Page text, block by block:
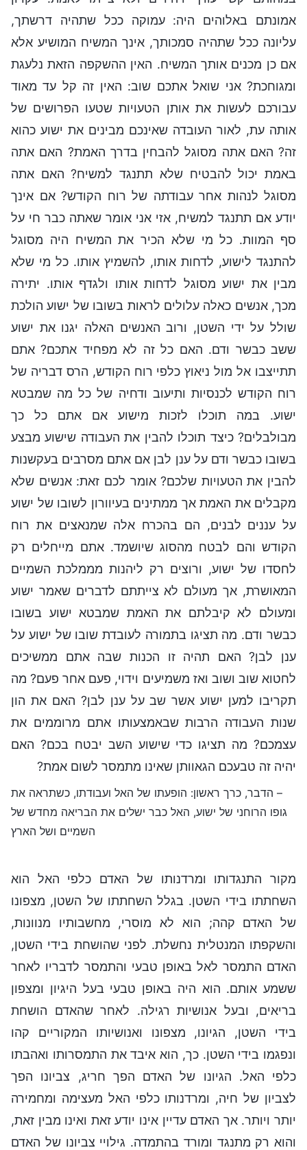
אמונתם באלוהים היה: עמוקה ככל שתהיה דרשתך,
עליונה ככל שתהיה סמכותך, אינך המשיח המושיע אלא
אם כן מכנים אותך המשיח. האין ההשקפה הזאת נלעגת
ומגוחכת? אני שואל אתכם שוב: האין זה קל עד מאוד
עבורכם לעשות את אותן הטעויות שטעו הפרושים של
אותה עת, לאור העובדה שאינכם מבינים את ישוע כהוא
זה? האם אתה מסוגל להבחין בדרך האמת? האם אתה
באמת יכול להבטיח שלא תתנגד למשיח? האם אתה
מסוגל לנהות אחר עבודתה של רוח הקודש? אם אינך
יודע אם תתנגד למשיח, אזי אני אומר שאתה כבר חי על
סף המוות. כל מי שלא הכיר את המשיח היה מסוגל
להתנגד לישוע, לדחות אותו, להשמיץ אותו. כל מי שלא
מבין את ישוע מסוגל לדחות אותו ולגדף אותו. יתירה
מכך, אנשים כאלה עלולים לראות בשובו של ישוע הולכת
שולל על ידי השטן, ורוב האנשים האלה יגנו את ישוע
ששב כבשר ודם. האם כל זה לא מפחיד אתכם? אתם
תתייצבו אל מול ניאוץ כלפי רוח הקודש, הרס דבריה של
רוח הקודש לכנסיות ותיעוב ודחיה של כל מה שמבטא
ישוע. במה תוכלו לזכות מישוע אם אתם כל כך
מבולבלים? כיצד תוכלו להבין את העבודה שישוע מבצע
בשובו כבשר ודם על ענן לבן אם אתם מסרבים בעקשנות
להבין את הטעויות שלכם? אומר לכם זאת: אנשים שלא
מקבלים את האמת אך ממתינים בעיוורון לשובו של ישוע
על עננים לבנים, הם בהכרח אלה שמנאצים את רוח
הקודש והם לבטח מהסוג שיושמד. אתם מייחלים רק
לחסדו של ישוע, ורוצים רק ליהנות מממלכת השמיים
המאושרת, אך מעולם לא צייתתם לדברים שאמר ישוע
ומעולם לא קיבלתם את האמת שמבטא ישוע בשובו
כבשר ודם. מה תציגו בתמורה לעובדת שובו של ישוע על
ענן לבן? האם תהיה זו הכנות שבה אתם ממשיכים
לחטוא שוב ושוב ואז משמיעים וידוי, פעם אחר פעם? מה
תקריבו למען ישוע אשר שב על ענן לבן? האם את הון
שנות העבודה הרבות שבאמצעותו אתם מרוממים את
עצמכם? מה תציגו כדי שישוע השב יבטח בכם? האם
יהיה זה טבעכם הגאוותן שאינו מתמסר לשום אמת?
– הדבר, כרך ראשון: הופעתו של האל ועבודתו, כשתראה את
גופו הרוחני של ישוע, האל כבר ישלים את הבריאה מחדש של
השמיים ושל הארץ
מקור התנגדותו ומרדנותו של האדם כלפי האל הוא
השחתתו בידי השטן. בגלל השחתתו של השטן, מצפונו
של האדם קהה; הוא לא מוסרי, מחשבותיו מנוונות,
והשקפתו המנטלית נחשלת. לפני שהושחת בידי השטן,
האדם התמסר לאל באופן טבעי והתמסר לדבריו לאחר
ששמע אותם. הוא היה באופן טבעי בעל היגיון ומצפון
בריאים, ובעל אנושיות רגילה. לאחר שהאדם הושחת
בידי השטן, הגיונו, מצפונו ואנושיותו המקוריים קהו
ונפגמו בידי השטן. כך, הוא איבד את התמסרותו ואהבתו
כלפי האל. הגיונו של האדם הפך חריג, צביונו הפך
לצביון של חיה, ומרדנותו כלפי האל מעצימה ומחמירה
יותר ויותר. אך האדם עדיין אינו יודע זאת ואינו מבין זאת,
והוא רק מתנגד ומורד בהתמדה. גילויי צביונו של האדם